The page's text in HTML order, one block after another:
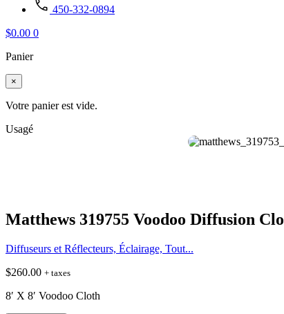
450-332-0894
$0.00 0
Panier
×
Votre panier est vide.
Usagé
Matthews 319755 Voodoo Diffusion
Diffuseurs et Réflecteurs, Éclairage, Tout...
$260.00 + taxes
8′ X 8′ Voodoo Cloth